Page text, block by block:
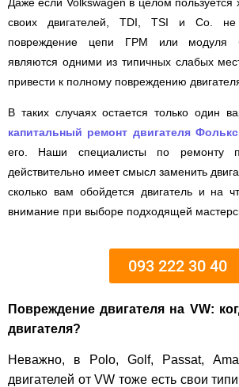
своих двигателей, TDI, TSI и Co.
повреждение цепи ГРМ или модуля
являются одними из типичных слабых
привести к полному повреждению
В таких случаях остается только один
капитальный ремонт двигателя
его. Наши специалисты по ремонту
действительно имеет смысл заменить
сколько вам обойдется двигатель и на
внимание при выборе подходящей
093 222 30 40
Повреждение двигателя на VW:
двигателя?
Неважно, в Polo, Golf, Passat,
двигателей от VW тоже есть свои